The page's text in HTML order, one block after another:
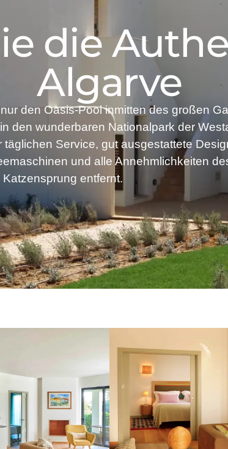
die
Algarve
den Oasis-Pool inmitten des großen
den wunderbaren Nationalpark der
Service, gut ausgestattete
und alle Annehmlichkeiten
entfernt.